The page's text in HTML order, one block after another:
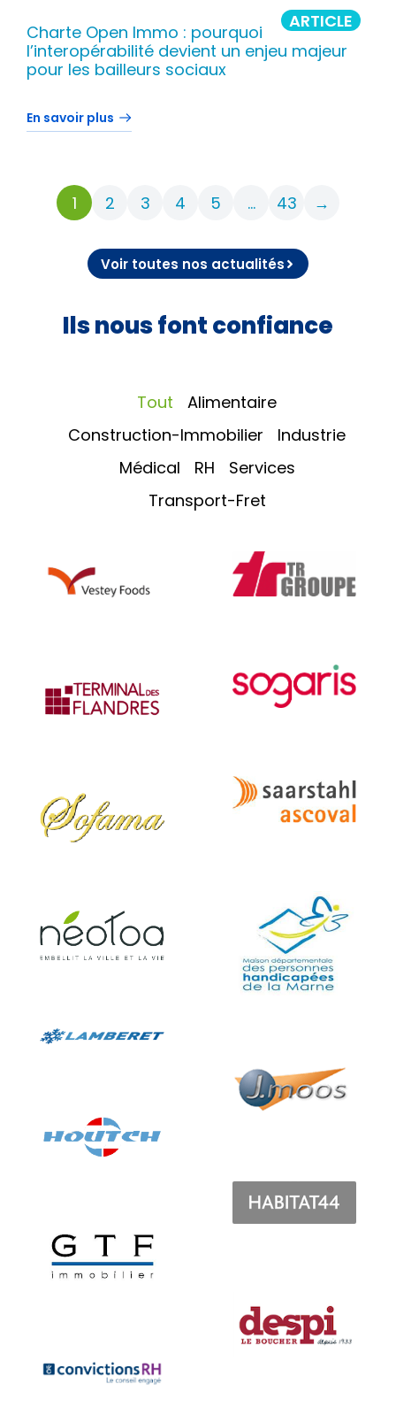
ARTICLE
Charte Open Immo : pourquoi
l’interopérabilité devient un enjeu majeur
pour les bailleurs sociaux
En savoir plus
1 2 3 4 5 … 43 →
Voir toutes nos actualités
Ils nous font confiance
Tout
Alimentaire
Construction-Immobilier
Industrie
Médical
RH
Services
Transport-Fret